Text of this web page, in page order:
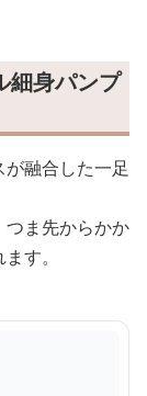
細身パンプ
融合した一足
つま先からかか
す。